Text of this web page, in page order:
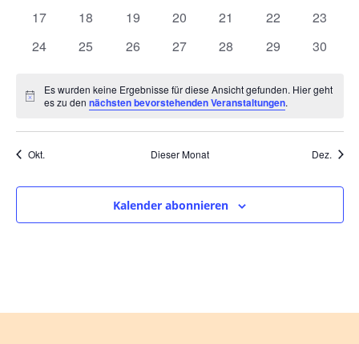
0
17
0
18
0
19
0
20
0
21
0
22
0
23
0
24
0
25
0
26
0
27
0
28
0
29
0
30
Hinweis
Es wurden keine Ergebnisse für diese Ansicht gefunden. Hier geht
es zu dennächsten bevorstehenden Veranstaltungen.
Okt. Dieser Monat Dez.
Kalender abonnieren